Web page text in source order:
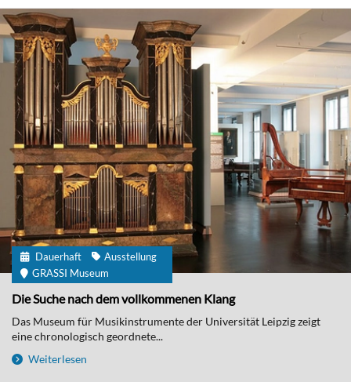
Dauerhaft
Ausstellung
GRASSI Museum
Die Suche nach dem vollkommenen Klang
Das Museum für Musikinstrumente der Universität Leipzig zeigt
eine chronologisch geordnete...
Weiterlesen